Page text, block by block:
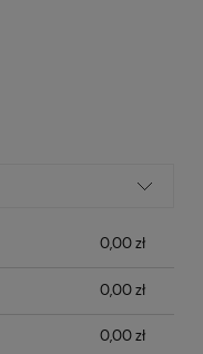
kosztów
0,00 zł
0,00 zł
0,00 zł